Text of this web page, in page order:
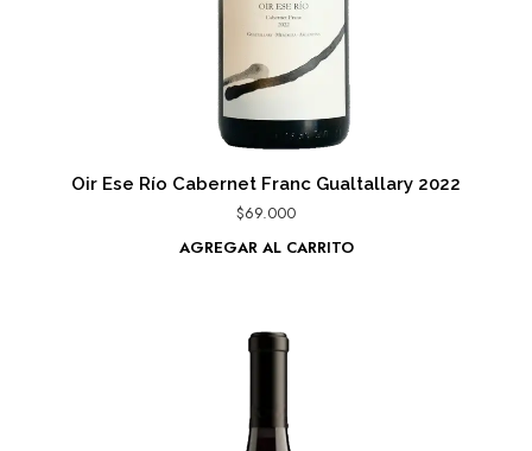
Oir Ese Río Cabernet Franc Gualtallary 2022
$69.000
AGREGAR AL CARRITO